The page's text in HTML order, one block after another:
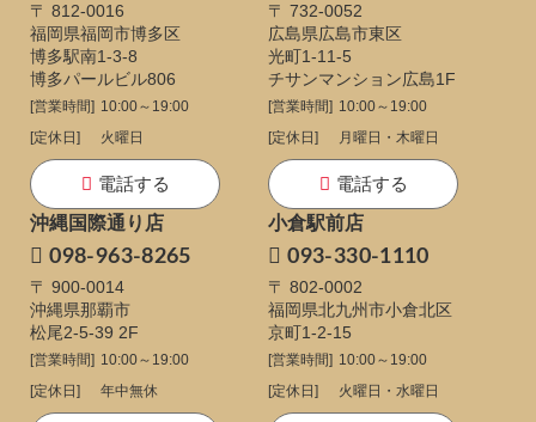
〒 812-0016
福岡県福岡市博多区
博多駅南1-3-8
博多パールビル806
[営業時間] 10:00～19:00
[定休日]
火曜日
電話する
〒 732-0052
広島県広島市東区
光町1-11-5
チサンマンション広島1F
[営業時間] 10:00～19:00
[定休日]
月曜日・木曜日
電話する
沖縄国際通り店
098-963-8265
〒 900-0014
沖縄県那覇市
松尾2-5-39 2F
[営業時間] 10:00～19:00
[定休日]
年中無休
小倉駅前店
093-330-1110
〒 802-0002
福岡県北九州市小倉北区
京町1-2-15
[営業時間] 10:00～19:00
[定休日]
火曜日・水曜日